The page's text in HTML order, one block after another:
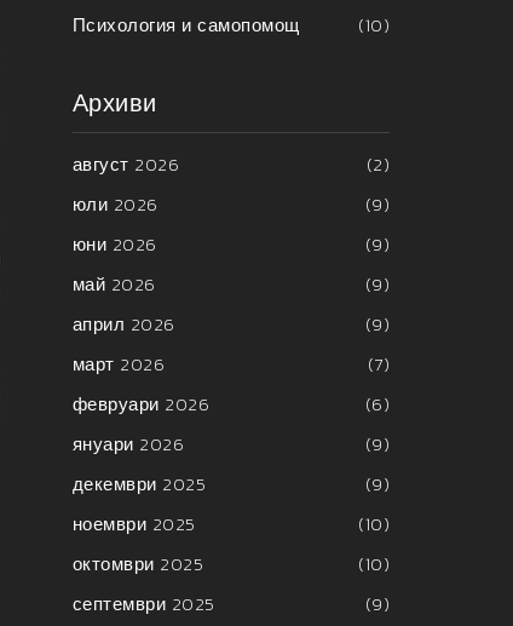
Психология и самопомощ
(10)
Архиви
август 2026
(2)
юли 2026
(9)
юни 2026
(9)
май 2026
(9)
април 2026
(9)
март 2026
(7)
февруари 2026
(6)
януари 2026
(9)
декември 2025
(9)
ноември 2025
(10)
октомври 2025
(10)
септември 2025
(9)